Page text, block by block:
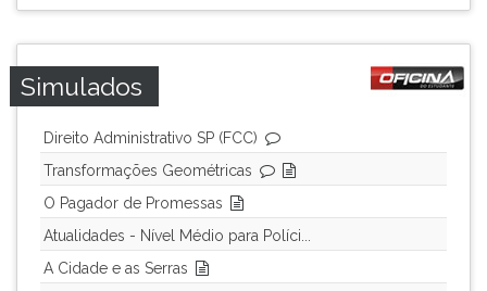
Simulados
Direito Administrativo SP (FCC)
Transformações Geométricas
O Pagador de Promessas
Atualidades - Nível Médio para Políci...
A Cidade e as Serras